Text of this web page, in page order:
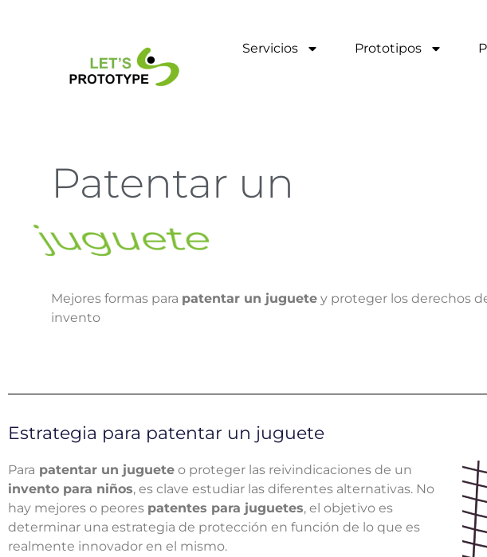
Servicios Prototipos
Patentar un
invento para niños
Mejores formas para patentar un juguetey proteger los derechos
invento
Estrategia para patentar un juguete
Para patentar un juguete o proteger las reivindicaciones de un
invento para niños, es clave estudiar las diferentes alternativas. No
hay mejores o peores patentes para juguetes, el objetivo es
determinar una estrategia de protección en función de lo que es
realmente innovador en el mismo.